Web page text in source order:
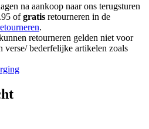
na aankoop naar ons terugsturen
ofgratis retourneren in de
.
retourneren gelden niet voor
verse/ bederfelijke artikelen zoals